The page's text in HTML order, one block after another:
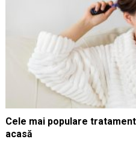
Cele mai populare
acasă